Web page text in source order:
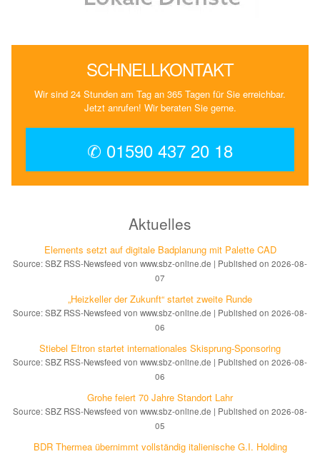
SCHNELLKONTAKT
Wir sind 24 Stunden am Tag an 365 Tagen für Sie erreichbar.
Jetzt anrufen! Wir beraten Sie gerne.
✆ 01590 437 20 18
Aktuelles
Elements setzt auf di­gi­ta­le Bad­pla­nung mit Palette CAD
Source: SBZ RSS-Newsfeed von www.sbz-online.de
Published on 2026-08-
07
„Heizkeller der Zu­kunft“ star­tet zwei­te Run­de
Source: SBZ RSS-Newsfeed von www.sbz-online.de
Published on 2026-08-
06
Stiebel Eltron startet internatio­nales Ski­sprung-Spon­soring
Source: SBZ RSS-Newsfeed von www.sbz-online.de
Published on 2026-08-
06
Grohe feiert 70 Jahre Standort Lahr
Source: SBZ RSS-Newsfeed von www.sbz-online.de
Published on 2026-08-
05
BDR Thermea übernimmt vollständig italienische G.I. Holding